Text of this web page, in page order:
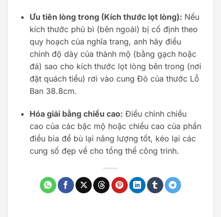
Ưu tiên lòng trong (Kích thước lọt lòng): Nếu
kích thước phủ bì (bên ngoài) bị cố định theo
quy hoạch của nghĩa trang, anh hãy điều
chỉnh độ dày của thành mộ (bằng gạch hoặc
đá) sao cho kích thước lọt lòng bên trong (nơi
đặt quách tiểu) rơi vào cung Đỏ của thước Lỗ
Ban 38.8cm.
Hóa giải bằng chiều cao: Điều chỉnh chiều
cao của các bậc mộ hoặc chiều cao của phần
điều bia để bù lại năng lượng tốt, kéo lại các
cung số đẹp về cho tổng thể công trình.